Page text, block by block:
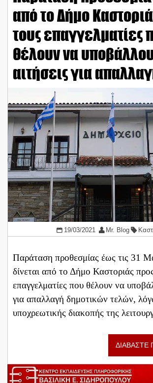
από το Δήμο
τους επαγγελματίες
θέλουν να
αιτήσεις για
19/03/2021 Mr. Blog
Παράταση προθεσμίας έως τις 31
δίνεται από το Δήμο Καστοριάς
επαγγελματίες που θέλουν να
για απαλλαγή δημοτικών τελών,
υποχρεωτικής διακοπής της
ΔΙΑΒΑΣΤΕ